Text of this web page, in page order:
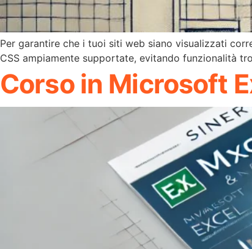
Per garantire che i tuoi siti web siano visualizzati
CSS ampiamente supportate, evitando funzionalità
Corso in Microsoft